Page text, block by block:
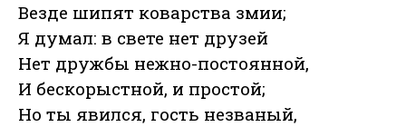
Везде шипят коварства змии;
Я думал: в свете нет друзей
Нет дружбы нежно-постоянной,
И бескорыстной, и простой;
Но ты явился, гость незваный,